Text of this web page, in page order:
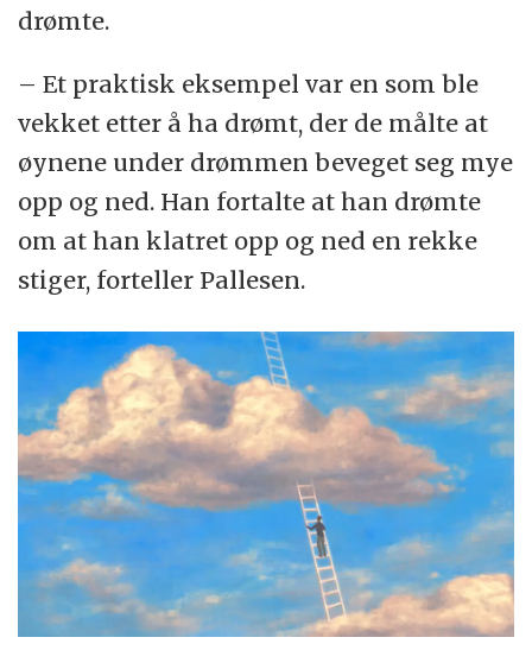
drømte.
– Et praktisk eksempel var en som ble
vekket etter å ha drømt, der de målte at
øynene under drømmen beveget seg mye
opp og ned. Han fortalte at han drømte
om at han klatret opp og ned en rekke
stiger, forteller Pallesen.